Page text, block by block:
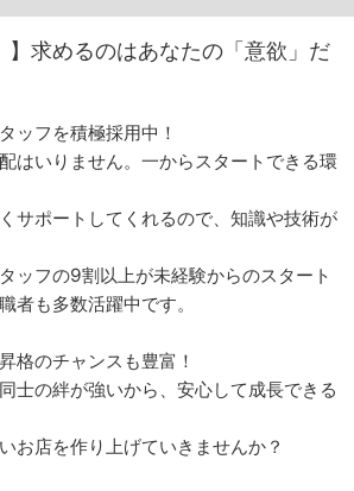
】求めるのはあなたの「意欲」だ
ッフを積極採用中！
はいりません。一からスタートできる環
サポートしてくれるので、知識や技術が
ッフの9割以上が未経験からのスタート
者も多数活躍中です。
格のチャンスも豊富！
士の絆が強いから、安心して成長できる
お店を作り上げていきませんか？